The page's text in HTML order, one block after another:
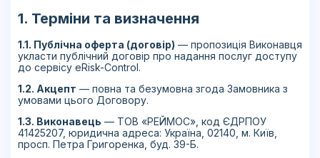
1. Терміни та визначення
1.1. Публічна оферта (договір) — пропозиція Виконавця
укласти публічний договір про надання послуг доступу
до сервісу eRisk-Control.
1.2. Акцепт — повна та безумовна згода Замовника з
умовами цього Договору.
1.3. Виконавець — ТОВ «РЕЙМОС», код ЄДРПОУ
41425207, юридична адреса: Україна, 02140, м. Київ,
просп. Петра Григоренка, буд. 39-Б.